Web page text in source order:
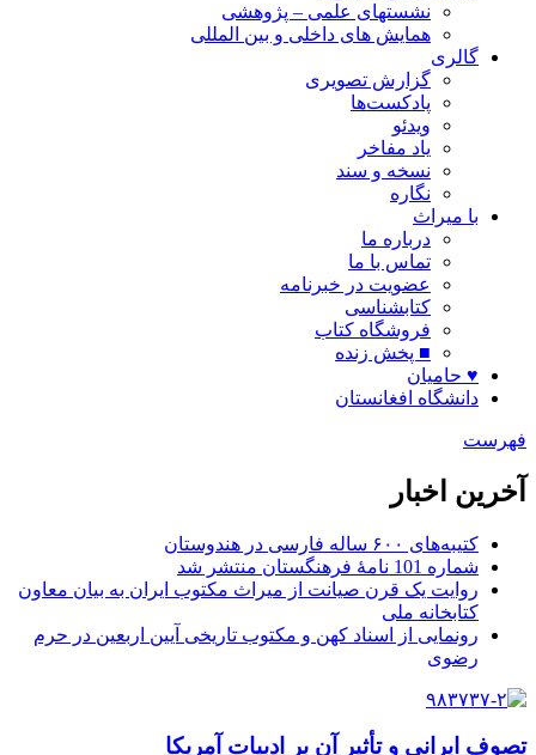
نشستهای علمی – پژوهشی
همایش های داخلی و بین المللی
گالری
گزارش تصویری
پادکست‌ها
ویدئو
یاد مفاخر
نسخه و سند
نگاره
با میراث
درباره ما
تماس با ما
عضویت در خبرنامه
کتابشناسی
فروشگاه کتاب
■ پخش زنده
♥ حامیان
دانشگاه افغانستان
فهرست
آخرین اخبار
کتیبه‌های ۶۰۰ ساله فارسی در هندوستان
شماره 101 نامۀ فرهنگستان منتشر شد
روایت یک قرن صیانت از میراث مکتوب ایران به بیان معاون
کتابخانه ملی
رونمایی از اسناد کهن و مکتوب تاریخی آیین اربعین در حرم
رضوی
تصوف ایرانی و تأثیر آن بر ادبیات آمریکا